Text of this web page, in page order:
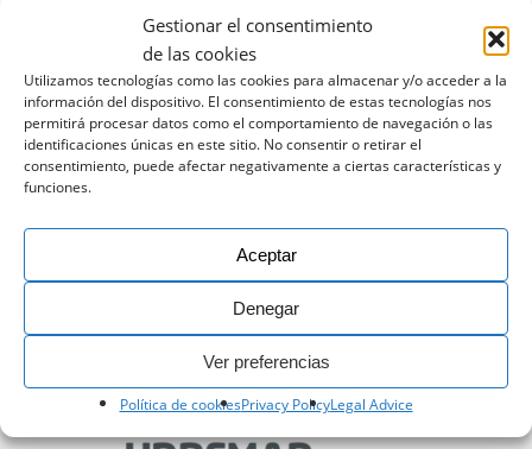
Gestionar el consentimiento
de las cookies
Utilizamos tecnologías como las cookies para almacenar y/o acceder a la
información del dispositivo. El consentimiento de estas tecnologías nos
permitirá procesar datos como el comportamiento de navegación o las
identificaciones únicas en este sitio. No consentir o retirar el
consentimiento, puede afectar negativamente a ciertas características y
funciones.
Aceptar
Denegar
Ver preferencias
Política de cookiesPrivacy PolicyLegal Advice